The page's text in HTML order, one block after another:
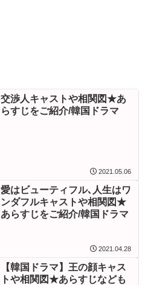
交渉人キャストや相関図★あ
らすじをご紹介/韓国ドラマ
2021.05.06
愛はビューティフル､人生はワ
ンダフルキャストや相関図★
あらすじをご紹介/韓国ドラマ
2021.04.28
【韓国ドラマ】王の顔キャス
トや相関図★あらすじなども